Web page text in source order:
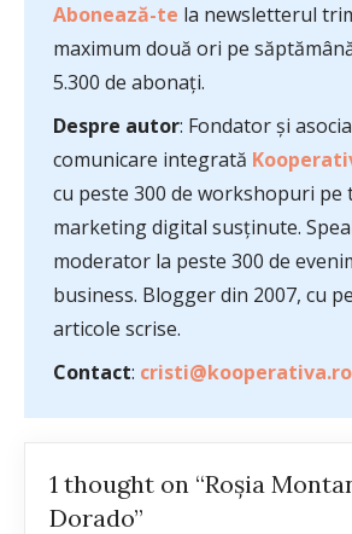
Abonează-te la newsletterul
maximum două ori pe
5.300 de abonați.
Despre autor: Fondator și
comunicare integrată
cu peste 300 de workshopuri pe
marketing digital susținute.
moderator la peste 300 de
business. Blogger din 2007, cu
articole scrise.
Contact: cristi@kooperativa.ro
1 thought on “Roșia
Dorado”